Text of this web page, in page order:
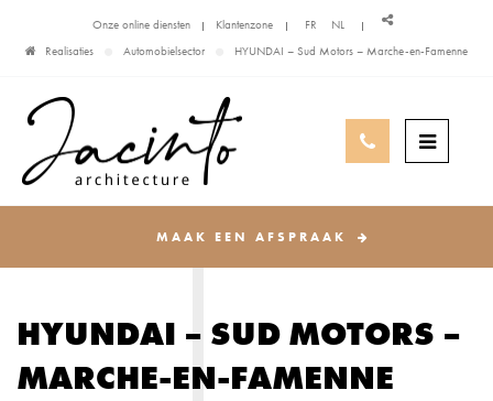
Onze online diensten Klantenzone FR
NL
Realisaties
Automobielsector HYUNDAI – Sud Motors – Marche-en-Famenne
MAAK EEN AFSPRAAK
HYUNDAI – SUD MOTORS –
MARCHE-EN-FAMENNE